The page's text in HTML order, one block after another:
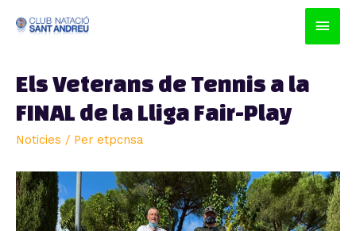
Els Veterans de Tennis a la
FINAL de la Lliga Fair-Play
Noticies / Per etpcnsa